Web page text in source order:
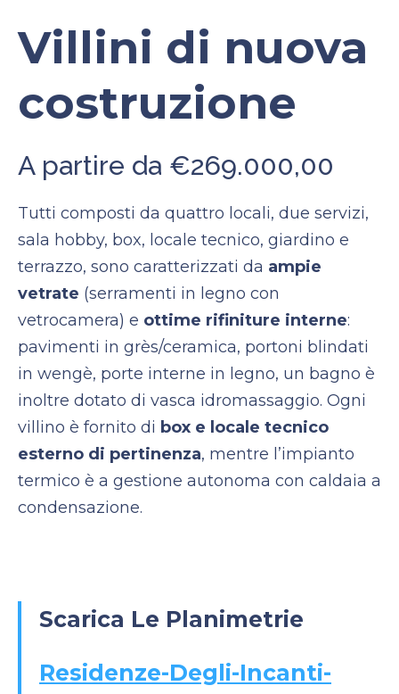
Villini di nuova
costruzione
A partire da €269.000,00
Tutti composti da quattro locali, due servizi,
sala hobby, box, locale tecnico, giardino e
terrazzo, sono caratterizzati da ampie
vetrate (serramenti in legno con
vetrocamera) e ottime rifiniture interne:
pavimenti in grès/ceramica, portoni blindati
in wengè, porte interne in legno, un bagno è
inoltre dotato di vasca idromassaggio. Ogni
villino è fornito di box e locale tecnico
esterno di pertinenza, mentre l’impianto
termico è a gestione autonoma con caldaia a
condensazione.
Scarica Le Planimetrie
Residenze-Degli-Incanti-